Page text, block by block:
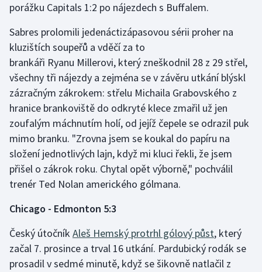
Rychlostní kanoistika
Short track
Sportovní střelba
Stolní tenis
Triatlon
Veslování
Vodní slalom
Volejbal
Ostatní
porážku Capitals 1:2 po nájezdech s Buffalem.
Sabres prolomili jedenáctizápasovou sérii proher na
kluzištích soupeřů a vděčí za to
brankáři Ryanu Millerovi, který zneškodnil 28 z 29 střel,
všechny tři nájezdy a zejména se v závěru utkání blýskl
zázračným zákrokem: střelu Michaila Grabovského z
hranice brankoviště do odkryté klece zmařil už jen
zoufalým máchnutím holí, od jejíž čepele se odrazil puk
mimo branku. "Zrovna jsem se koukal do papíru na
složení jednotlivých lajn, když mi kluci řekli, že jsem
přišel o zákrok roku. Chytal opět výborně," pochválil
trenér Ted Nolan amerického gólmana.
Chicago - Edmonton 5:3
Český útočník Aleš Hemský protrhl gólový půst, který
začal 7. prosince a trval 16 utkání. Pardubický rodák se
prosadil v sedmé minutě, když se šikovně natlačil z